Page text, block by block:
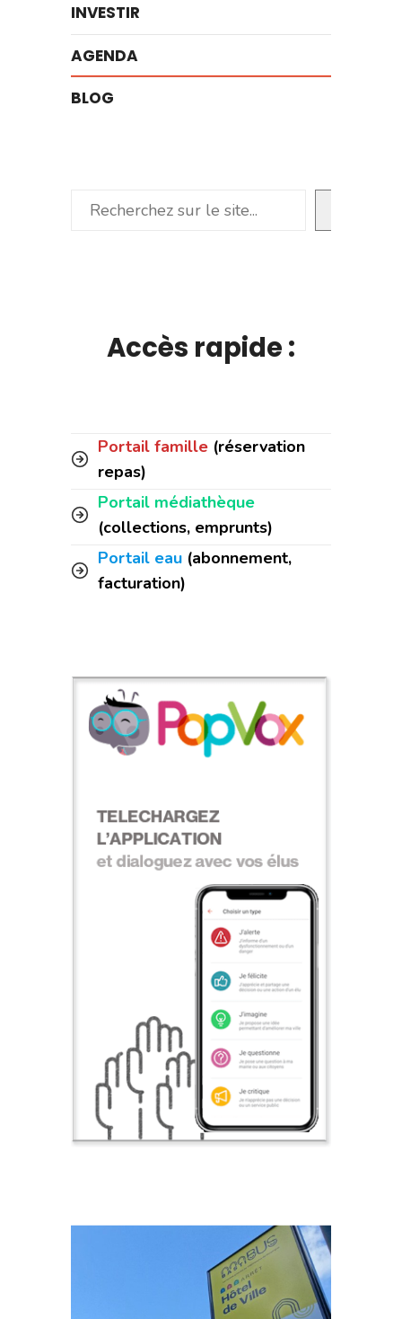
INVESTIR
AGENDA
BLOG
Rechercher
Accès rapide :
Portail famille (réservation
repas)
Portail médiathèque
(collections, emprunts)
Portail eau (abonnement,
facturation)